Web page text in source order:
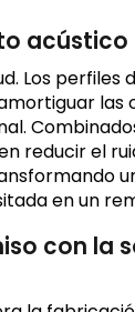
Los
las
reducir el
en un
con la